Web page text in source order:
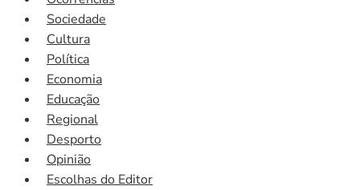
Sociedade
Cultura
Política
Economia
Educação
Regional
Desporto
Opinião
Escolhas do Editor